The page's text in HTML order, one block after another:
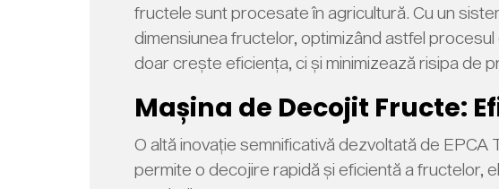
fructele sunt procesate în agricultură. Cu un
dimensiunea fructelor, optimizând astfel
doar crește eficiența, ci și minimizează risipa de
Mașina de Decojit Fructe:
O altă inovație semnificativă dezvoltată de
permite o decojire rapidă și eficientă a fructelor,